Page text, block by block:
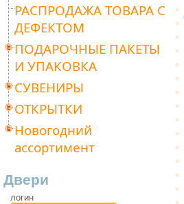
РАСПРОДАЖА ТОВАРА С
ДЕФЕКТОМ
ПОДАРОЧНЫЕ ПАКЕТЫ
И УПАКОВКА
СУВЕНИРЫ
ОТКРЫТКИ
Новогодний
ассортимент
Двери
логин